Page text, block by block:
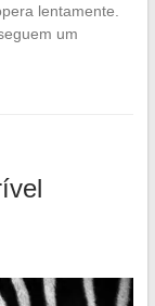
lentamente.
um